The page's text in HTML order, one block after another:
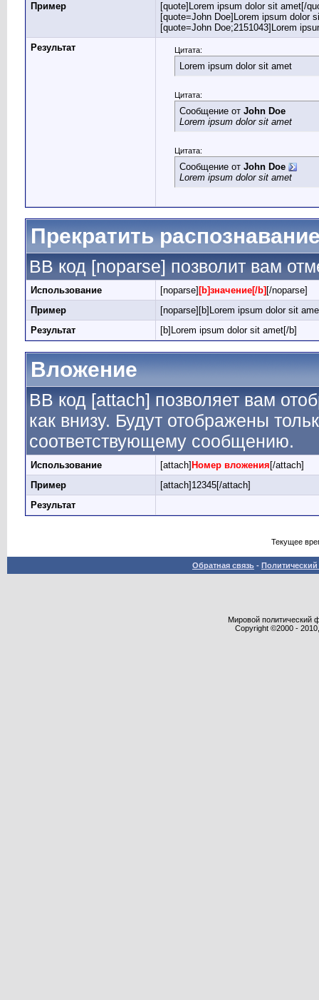
Пример
[quote]Lorem ipsum dolor sit amet[/
[quote=John Doe]Lorem ipsum dolor
[quote=John Doe;2151043]Lorem
Результат
Цитата:
Lorem ipsum dolor sit amet
Цитата:
Сообщение от John Doe
Lorem ipsum dolor sit amet
Цитата:
Сообщение от John Doe
Lorem ipsum dolor sit amet
Прекратить
BB код [noparse] позволит вам
Использование [noparse] [b]значение[/b] [/noparse]
Пример
[noparse][b]Lorem ipsum dolor sit
Результат
[b]Lorem ipsum dolor sit amet[/b]
Вложение
BB код [attach] позволяет вам
как внизу. Будут отображены
соответствующему сообщению.
Использование [attach] Номер вложения [/attach]
Пример
[attach]12345[/attach]
Результат
Текущее
Обратная связь -
Мировой политический
Copyright ©2000 -